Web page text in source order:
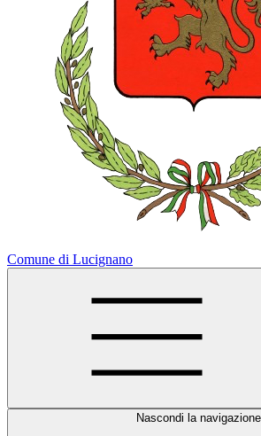
Comune di Lucignano
Nascondi la navigazione